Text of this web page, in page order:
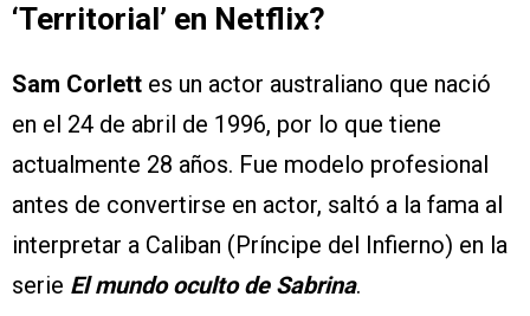
‘Territorial’ en Netflix?
Sam Corlett es un actor australiano que nació
en el 24 de abril de 1996, por lo que tiene
actualmente 28 años. Fue modelo profesional
antes de convertirse en actor, saltó a la fama al
interpretar a Caliban (Príncipe del Infierno) en la
serie El mundo oculto de Sabrina.